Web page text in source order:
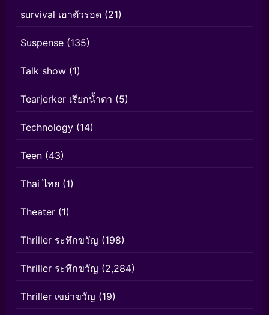
survival เอาตัวรอด (21)
Suspense (135)
Talk show (1)
Tearjerker เรียกน้ำตา (5)
Technology (14)
Teen (43)
Thai ไทย (1)
Theater (1)
Thriller ระทึกขวัญ (198)
Thriller ระทึกขวัญ (2,284)
Thriller เขย่าขวัญ (19)